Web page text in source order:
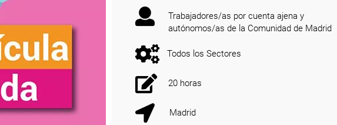
Trabajadores/as por cuenta ajena y
autónomos/as de la Comunidad de Madrid
Todos los Sectores
20 horas
Madrid